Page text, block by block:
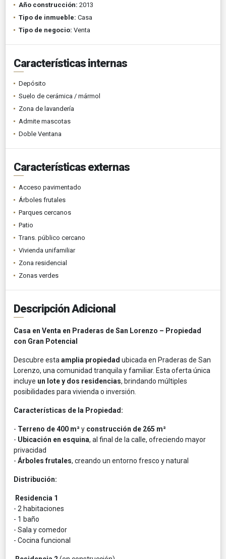
Año construcción: 2013
Tipo de inmueble: Casa
Tipo de negocio: Venta
Características internas
Depósito
Suelo de cerámica / mármol
Zona de lavandería
Admite mascotas
Doble Ventana
Características externas
Acceso pavimentado
Árboles frutales
Parques cercanos
Patio
Trans. público cercano
Vivienda unifamiliar
Zona residencial
Zonas verdes
Descripción Adicional
Casa en Venta en Praderas de San Lorenzo – Propiedad
con Gran Potencial
Descubre esta amplia propiedad ubicada en Praderas de San
Lorenzo, una comunidad tranquila y familiar. Esta oferta única
incluye un lote y dos residencias, brindando múltiples
posibilidades para vivienda o inversión.
Características de la Propiedad:
- Terreno de 400 m²y construcción de 265 m²
- Ubicación en esquina, al final de la calle, ofreciendo mayor
privacidad
- Árboles frutales, creando un entorno fresco y natural
Distribución:
Residencia 1
- 2 habitaciones
- 1 baño
- Sala y comedor
- Cocina funcional